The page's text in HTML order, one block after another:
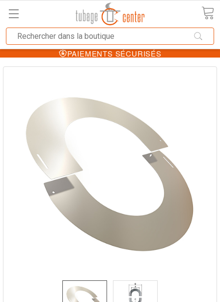
PAIEMENTS SÉCURISÉS